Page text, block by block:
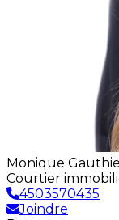
Monique
Courtier
4503570435
Joindre